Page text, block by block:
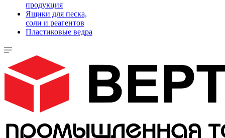
продукция
Ящики для песка,
соли и реагентов
Пластиковые ведра